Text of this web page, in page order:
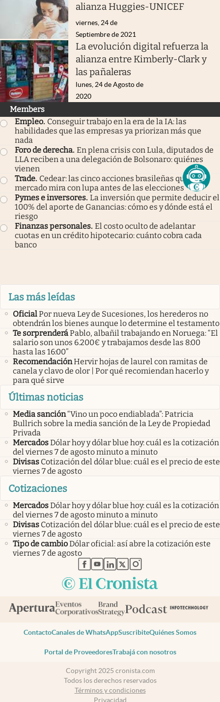
alianza Huggies-UNICEF
viernes, 24 de
Septiembre de 2021
La evolución digital refuerza la
alianza entre Kimberly-Clark y
las pañaleras
lunes, 24 de Agosto de
2020
Members
Empleo. Conseguir trabajo en la era de la IA: las
habilidades que las empresas ya priorizan más que
nada
Foro de derecha. En plena crisis con Lula, diputados de
LLA reciben a una delegación de Bolsonaro: quiénes
vienen
Trade. Cedear: las cinco acciones brasileñas que el
mercado mira con lupa antes de las elecciones
Pymes e inversores. La inversión que permite deducir el
100% del aporte de Ganancias: cómo es y dónde está el
riesgo
Finanzas personales. El costo oculto de adelantar
cuotas en un crédito hipotecario: cuánto cobra cada
banco
Las más leídas
OficialPor nueva Ley de Sucesiones, los herederos no
obtendrán los bienes aunque lo determine el testamento
Te sorprenderáPablo, albañil trabajando en Noruega: “El
salario son unos 6.200€ y trabajamos desde las 8:00
hasta las 16:00”
RecomendaciónHervir hojas de laurel con ramitas de
canela y clavo de olor | Por qué recomiendan hacerlo y
para qué sirve
Últimas noticias
Media sanción“Vino un poco endiablada”: Patricia
Bullrich sobre la media sanción de la Ley de Propiedad
Privada
MercadosDólar hoy y dólar blue hoy: cuál es la cotización
del viernes 7 de agosto minuto a minuto
Divisas Cotización del dólar blue: cuál es el precio de este
viernes 7 de agosto
Cotizaciones
MercadosDólar hoy y dólar blue hoy: cuál es la cotización
del viernes 7 de agosto minuto a minuto
Divisas Cotización del dólar blue: cuál es el precio de este
viernes 7 de agosto
Tipo de cambioDólar oficial: así abre la cotización este
viernes 7 de agosto
abre en nueva pestaña
abre en nueva pestaña
abre en nueva pestaña
abre en nueva pestaña
abre en nueva pestaña
ContactoCanales de WhatsAppSuscribiteQuiénes Somos
Portal de ProveedoresTrabajá con nosotros
Copyright 2025 cronista.com
Todos los derechos reservados
Términos y condiciones
Privacidad